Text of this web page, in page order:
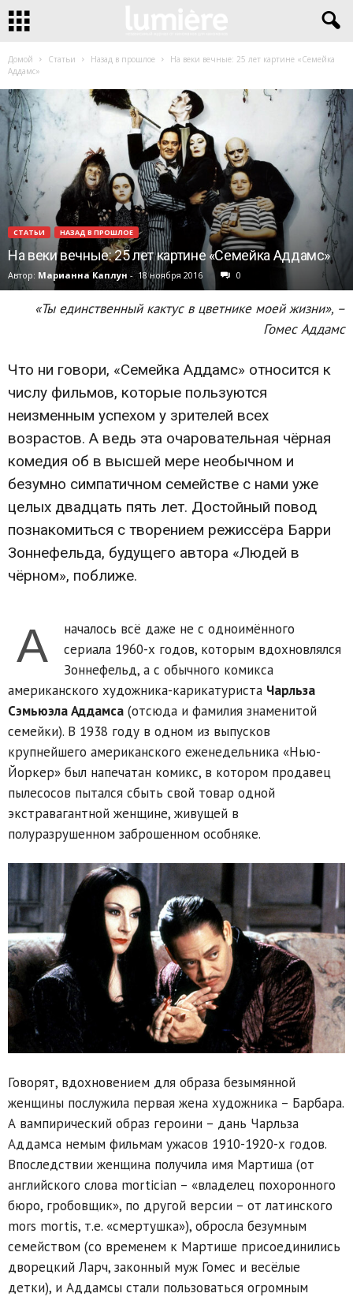
Домой Статьи Назад в прошлое
На веки вечные: 25 лет картине «Семейка
Аддамс»
СТАТЬИ НАЗАД В ПРОШЛОЕ
На веки вечные: 25 лет картине «Семейка Аддамс»
Автор: Марианна Каплун - 18 ноября 2016 0
«Ты единственный кактус в цветнике моей жизни», –
Гомес Аддамс
Что ни говори, «Семейка Аддамс» относится к
числу фильмов, которые пользуются
неизменным успехом у зрителей всех
возрастов. А ведь эта очаровательная чёрная
комедия об в высшей мере необычном и
безумно симпатичном семействе с нами уже
целых двадцать пять лет. Достойный повод
познакомиться с творением режиссёра Барри
Зоннефельда, будущего автора «Людей в
чёрном», поближе.
А
началось всё даже не с одноимённого
сериала 1960-х годов, которым вдохновлялся
Зоннефельд, а с обычного комикса
американского художника-карикатуриста Чарльза
Сэмьюэла Аддамса (отсюда и фамилия знаменитой
семейки). В 1938 году в одном из выпусков
крупнейшего американского еженедельника «Нью-
Йоркер» был напечатан комикс, в котором продавец
пылесосов пытался сбыть свой товар одной
экстравагантной женщине, живущей в
полуразрушенном заброшенном особняке.
Говорят, вдохновением для образа безымянной
женщины послужила первая жена художника – Барбара.
А вампирический образ героини – дань Чарльза
Аддамса немым фильмам ужасов 1910-1920-х годов.
Впоследствии женщина получила имя Мартиша (от
английского слова mortician – «владелец похоронного
бюро, гробовщик», по другой версии – от латинского
mors mortis, т.е. «смертушка»), обросла безумным
семейством (со временем к Мартише присоединились
дворецкий Ларч, законный муж Гомес и весёлые
детки), и Аддамсы стали пользоваться огромным